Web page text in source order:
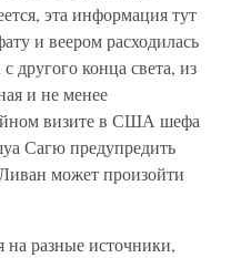
эта информация тут
и веером расходилась
конца света, из
и не менее
визите в США шефа
Сагю предупредить
может произойти
на разные источники,